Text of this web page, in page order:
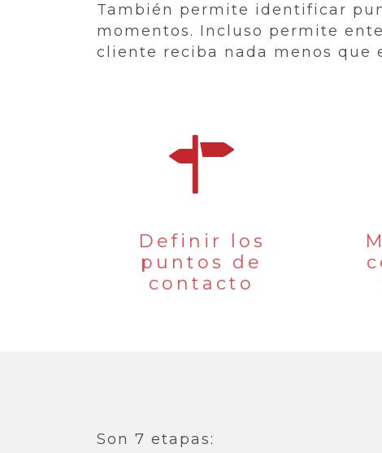
También permite identificar
momentos. Incluso permite
cliente reciba nada menos que
Definir los
puntos de
contacto
Son 7 etapas: